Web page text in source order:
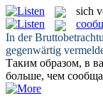
sich
In der
gegenwärtig
Таким образом, в
больше, чем